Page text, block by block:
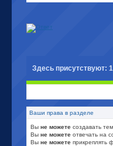
Здесь присутствуют: 1
Ваши права в разделе
Вы не можете создавать
Вы не можете отвечать на
Вы не можете прикреплять